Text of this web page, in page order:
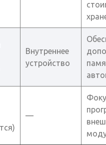
Внутреннее
устройство
—